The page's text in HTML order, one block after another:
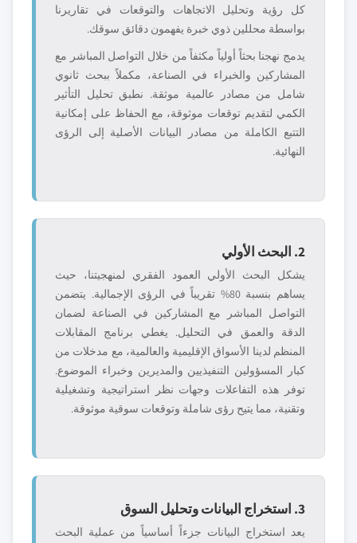
كل رؤية وتحليل الاتجاهات والتوقعات في تقاريرنا
بواسطة محللين ذوي خبرة يفهمون دقائق سوقك.
يدمج نهجنا بحثاً أولياً مكثفاً من خلال التواصل المباشر مع
المشاركين والخبراء في الصناعة، مكملاً ببحث ثانوي
شامل من مصادر عالمية موثقة. نطبق تحليل التأثير
الكمي لتقديم توقعات موثوقة، مع الحفاظ على إمكانية
التتبع الكاملة من مصادر البيانات الأصلية إلى الرؤى
النهائية.
2. البحث الأولي
يشكل البحث الأولي العمود الفقري لمنهجيتنا، حيث
يساهم بنسبة 80% تقريباً في الرؤى الإجمالية. يتضمن
التواصل المباشر مع المشاركين في الصناعة لضمان
الدقة والعمق في التحليل. يغطي برنامج المقابلات
المنظم لدينا الأسواق الإقليمية والعالمية، مع مدخلات من
كبار المسؤولين التنفيذيين والمديرين وخبراء الموضوع.
توفر هذه التفاعلات وجهات نظر استراتيجية وتشغيلية
وتقنية، مما يتيح رؤى شاملة وتوقعات سوقية موثوقة.
3. استخراج البيانات وتحليل السوق
يعد استخراج البيانات جزءاً أساسياً من عملية البحث